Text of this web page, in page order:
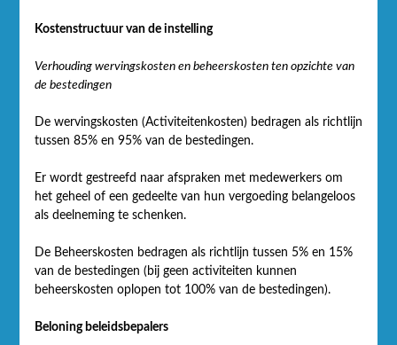
Kostenstructuur van de instelling
Verhouding wervingskosten en beheerskosten ten opzichte van
de bestedingen
De wervingskosten (Activiteitenkosten) bedragen als richtlijn
tussen 85% en 95% van de bestedingen.
Er wordt gestreefd naar afspraken met medewerkers om
het geheel of een gedeelte van hun vergoeding belangeloos
als deelneming te schenken.
De Beheerskosten bedragen als richtlijn tussen 5% en 15%
van de bestedingen (bij geen activiteiten kunnen
beheerskosten oplopen tot 100% van de bestedingen).
Beloning beleidsbepalers